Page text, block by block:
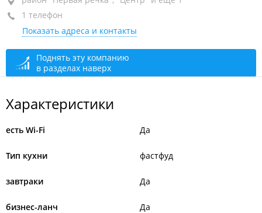
БЦ "Игнат"
закрыто, откроется через 50 мин.
1 телефон
Показать адреса и контакты
Поднять эту компанию
в разделах наверх
Характеристики
есть Wi-Fi Да
Тип кухни фастфуд
завтраки Да
бизнес-ланч Да